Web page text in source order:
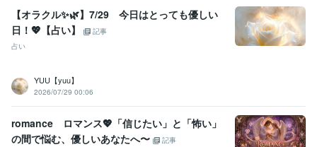
【オラクル✨️🌿】7/29 今日はとっても優しい
日！💖【占い】
記事
占い
YUU【yuu】
2026/07/29 00:06
romance ロマンス💖「信じたい」と「怖い」
の間で悩む、優しいあなたへ〜
記事